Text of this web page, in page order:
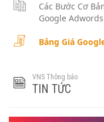
Các Bước Cơ
Google Adwords
Bảng Giá
VNS Thông báo
TIN TỨC